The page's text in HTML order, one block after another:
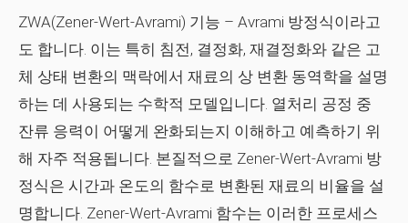
ZWA(Zener-Wert-Avrami) 기능 – Avrami 방정식이라고
도 합니다. 이는 특히 침전, 결정화, 재결정화와 같은 고
체 상태 변환의 맥락에서 재료의 상 변환 동역학을 설명
하는 데 사용되는 수학적 모델입니다. 열처리 공정 중
잔류 응력이 어떻게 완화되는지 이해하고 예측하기 위
해 자주 적용됩니다. 본질적으로 Zener-Wert-Avrami 방
정식은 시간과 온도의 함수로 변환된 재료의 비율을 설
명합니다. Zener-Wert-Avrami 함수는 이러한 프로세스